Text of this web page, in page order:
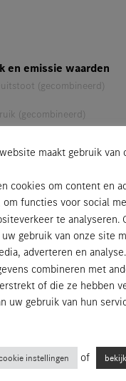
en emissie waarden
(gecombineerd)
(gecombineerd)
Open
maakt gebruik van
cookies om content en
om functies voor social
te analyseren.
gebruik van onze site
adverteren en
combineren met
of die ze hebben
uw gebruik van hun
instellingen of